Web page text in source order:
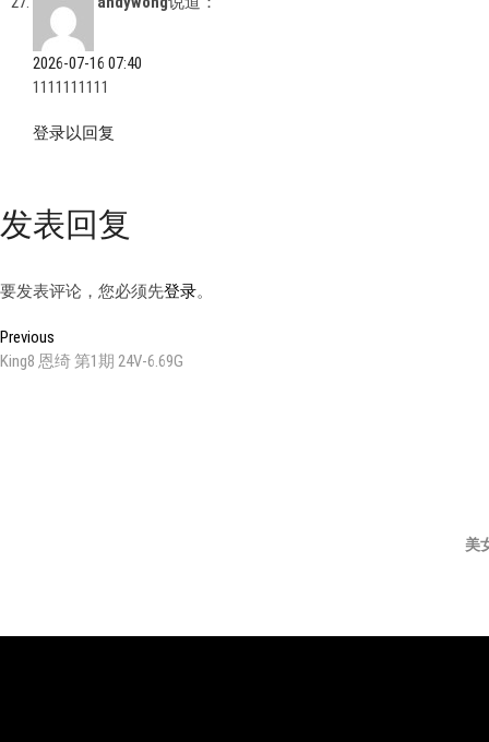
2026-07-16 07:40
1111111111
登录以回复
发表回复
要发表评论，您必须先登录。
文
章
Previous
post:
King8 恩绮 第1期 24V-6.69G
美